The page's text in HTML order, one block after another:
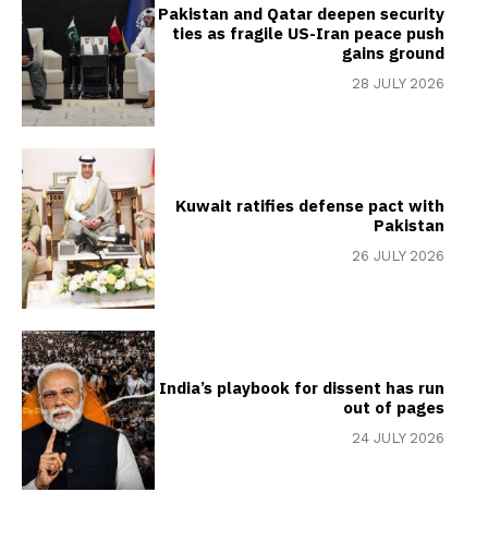
Pakistan and Qatar deepen security
ties as fragile US-Iran peace push
gains ground
28 JULY 2026
Kuwait ratifies defense pact with
Pakistan
26 JULY 2026
India’s playbook for dissent has run
out of pages
24 JULY 2026